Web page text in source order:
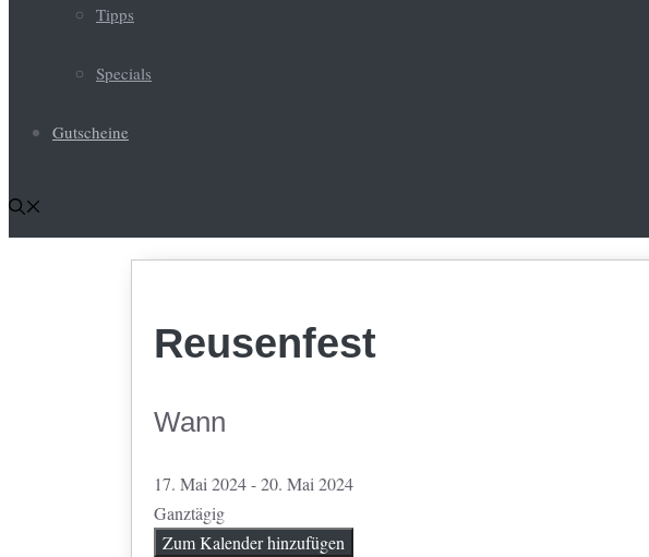
Tipps
Specials
Gutscheine
Reusenfest
Wann
17. Mai 2024 - 20. Mai 2024
Ganztägig
Zum Kalender hinzufügen